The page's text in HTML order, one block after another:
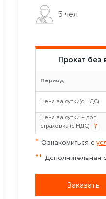
5 чел
Прокат без
Период
Цена за сутки(с НДС)
Цена за сутки + доп.
страховка (с НДС)
?
* Ознакомиться с
** Дополнительная
Заказать